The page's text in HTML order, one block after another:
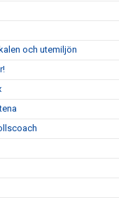
och utemiljön